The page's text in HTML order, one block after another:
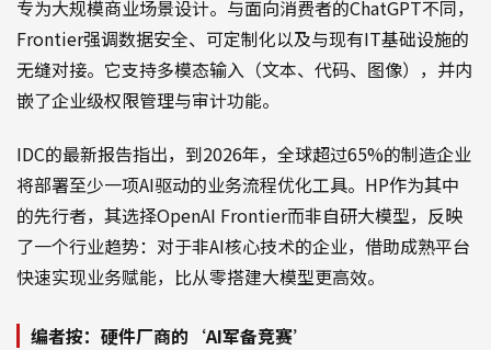
专为大规模商业场景设计。与面向消费者的ChatGPT不同，
Frontier强调数据安全、可定制化以及与现有IT基础设施的
无缝对接。它支持多模态输入（文本、代码、图像），并内
嵌了企业级权限管理与审计功能。
IDC的最新报告指出，到2026年，全球超过65%的制造企业
将部署至少一项AI驱动的业务流程优化工具。HP作为其中
的先行者，其选择OpenAI Frontier而非自研大模型，反映
了一个行业趋势：对于非AI核心技术的企业，借助成熟平台
快速实现业务赋能，比从零搭建大模型更高效。
编者按：硬件厂商的‘AI军备竞赛’